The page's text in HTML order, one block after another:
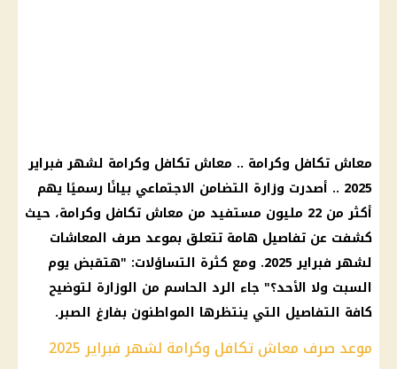
معاش تكافل وكرامة .. معاش تكافل وكرامة لشهر فبراير
2025 .. أصدرت وزارة التضامن الاجتماعي بيانًا رسميًا يهم
أكثر من 22 مليون مستفيد من معاش تكافل وكرامة، حيث
كشفت عن تفاصيل هامة تتعلق بموعد صرف المعاشات
لشهر فبراير 2025. ومع كثرة التساؤلات: "هتقبض يوم
السبت ولا الأحد؟" جاء الرد الحاسم من الوزارة لتوضيح
كافة التفاصيل التي ينتظرها المواطنون بفارغ الصبر.
موعد صرف معاش تكافل وكرامة لشهر فبراير 2025